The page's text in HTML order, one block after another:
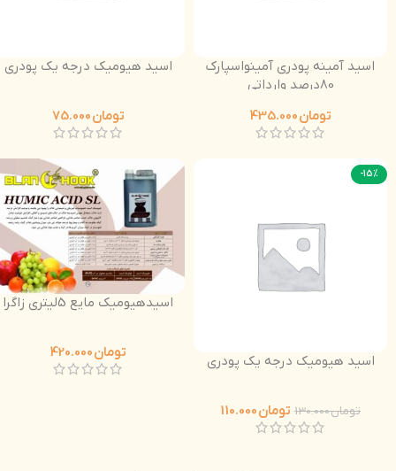
اسید آمینه پودری آمینواسپارک
80درصد وارداتی
تومان
اسید هیومیک درجه یک پودری
تومان
-15%
اسید هیومیک درجه یک پودری
تومان130.000 تومان
اسیدهیومیک مایع 5لیتری زاگرا
تومان